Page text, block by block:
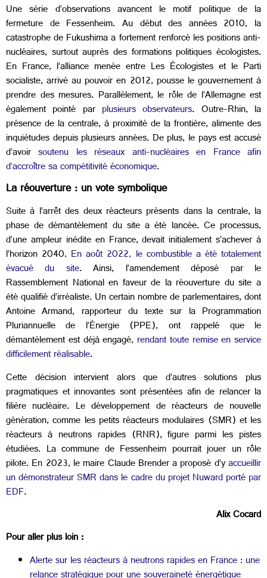
Une série d’observations avancent le motif politique de la
fermeture de Fessenheim. Au début des années 2010, la
catastrophe de Fukushima a fortement renforcé les positions anti-
nucléaires, surtout auprès des formations politiques écologistes.
En France, l’alliance menée entre Les Écologistes et le Parti
socialiste, arrivé au pouvoir en 2012, pousse le gouvernement à
prendre des mesures. Parallèlement, le rôle de l’Allemagne est
également pointé par plusieurs observateurs. Outre-Rhin, la
présence de la centrale, à proximité de la frontière, alimente des
inquiétudes depuis plusieurs années. De plus, le pays est accusé
d’avoirsoutenu les réseaux anti-nucléaires en France afin
d’accroître sa compétitivité économique.
La réouverture : un vote symbolique
Suite à l’arrêt des deux réacteurs présents dans la centrale, la
phase de démantèlement du site a été lancée. Ce processus,
d’une ampleur inédite en France, devait initialement s’achever à
l’horizon 2040. En août 2022, le combustible a été totalement
évacué du site. Ainsi, l’amendement déposé par le
Rassemblement National en faveur de la réouverture du site a
été qualifié d’irréaliste. Un certain nombre de parlementaires, dont
Antoine Armand, rapporteur du texte sur la Programmation
Pluriannuelle de l’Énergie (PPE), ont rappelé que le
démantèlement est déjà engagé, rendant toute remise en service
difficilement réalisable.
Cette décision intervient alors que d’autres solutions plus
pragmatiques et innovantes sont présentées afin de relancer la
filière nucléaire. Le développement de réacteurs de nouvelle
génération, comme les petits réacteurs modulaires (SMR) et les
réacteurs à neutrons rapides (RNR), figure parmi les pistes
étudiées. La commune de Fessenheim pourrait jouer un rôle
pilote. En 2023, le maire Claude Brender a proposé d’yaccueillir
un démonstrateur SMR dans le cadre du projet Nuward porté par
EDF.
Alix Cocard
Pour aller plus loin :
Alerte sur les réacteurs à neutrons rapides en France : une